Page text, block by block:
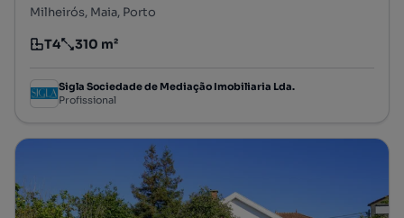
Milheirós, Maia, Porto
Tipologia
T4
Preço por metro quadrado
310 m²
Sigla Sociedade de Mediação Imobiliaria Lda.
Profissional